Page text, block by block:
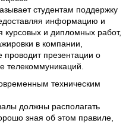
студентам поддержку
информацию и
курсовых и дипломных работ,
в компании,
проводит презентации о
телекоммуникаций.
техническим
должны располагать
зная об этом правиле,